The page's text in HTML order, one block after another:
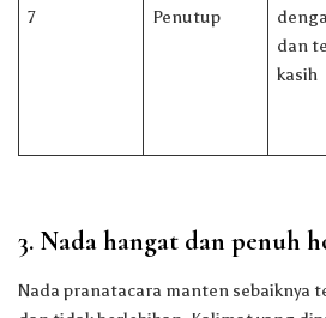
7 Penutup
dan
kasih
3. Nada hangat dan penuh
Nada pranatacara manten sebaiknya